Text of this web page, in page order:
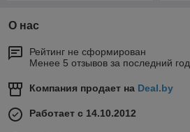
О нас
Рейтинг не сформирован
Менее 5 отзывов за последний год
Компания продает на Deal.by
Работает с 14.10.2012